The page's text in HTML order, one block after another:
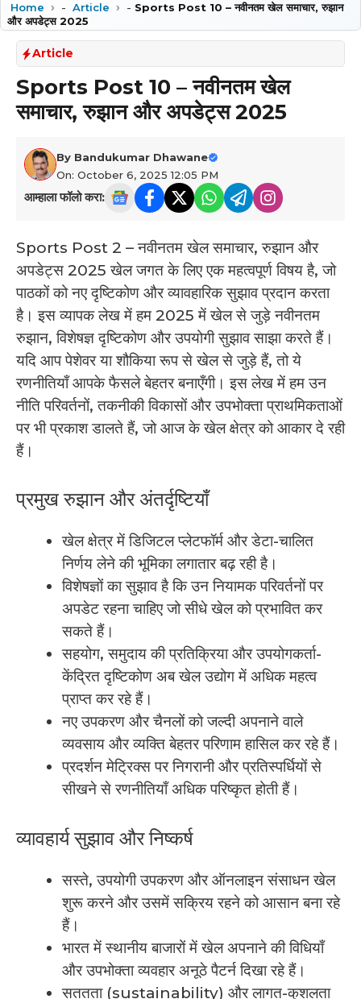
Home - Article - Sports Post 10 – नवीनतम खेल समाचार, रुझान
और अपडेट्स 2025
Article
Sports Post 10 – नवीनतम खेल
समाचार, रुझान और अपडेट्स 2025
By Bandukumar Dhawane
On: October 6, 2025 12:05 PM
आम्हाला फॉलो करा:
Sports Post 2 – नवीनतम खेल समाचार, रुझान और
अपडेट्स 2025 ­खेल जगत के लिए एक महत्वपूर्ण विषय है, जो
पाठकों को नए दृष्टिकोण और व्यावहारिक सुझाव प्रदान करता
है। इस व्यापक लेख में हम 2025 में खेल से जुड़े नवीनतम
रुझान, विशेषज्ञ दृष्टिकोण और उपयोगी सुझाव साझा करते हैं।
यदि आप पेशेवर या शौकिया रूप से खेल से जुड़े हैं, तो ये
रणनीतियाँ आपके फैसले बेहतर बनाएँगी। इस लेख में हम उन
नीति परिवर्तनों, तकनीकी विकासों और उपभोक्ता प्राथमिकताओं
पर भी प्रकाश डालते हैं, जो आज के खेल क्षेत्र को आकार दे रही
हैं।
प्रमुख रुझान और अंतर्दृष्टियाँ
खेल क्षेत्र में डिजिटल प्लेटफॉर्म और डेटा-चालित
निर्णय लेने की भूमिका लगातार बढ़ रही है।
विशेषज्ञों का सुझाव है कि उन नियामक परिवर्तनों पर
अपडेट रहना चाहिए जो सीधे खेल को प्रभावित कर
सकते हैं।
सहयोग, समुदाय की प्रतिक्रिया और उपयोगकर्ता-
केंद्रित दृष्टिकोण अब खेल उद्योग में अधिक महत्व
प्राप्त कर रहे हैं।
नए उपकरण और चैनलों को जल्दी अपनाने वाले
व्यवसाय और व्यक्ति बेहतर परिणाम हासिल कर रहे हैं।
प्रदर्शन मेट्रिक्स पर निगरानी और प्रतिस्पर्धियों से
सीखने से रणनीतियाँ अधिक परिष्कृत होती हैं।
व्यावहार्य सुझाव और निष्कर्ष
सस्ते, उपयोगी उपकरण और ऑनलाइन संसाधन खेल
शुरू करने और उसमें सक्रिय रहने को आसान बना रहे
हैं।
भारत में स्थानीय बाजारों में खेल अपनाने की विधियाँ
और उपभोक्ता व्यवहार अनूठे पैटर्न दिखा रहे हैं।
सततता (sustainability) और लागत-कुशलता